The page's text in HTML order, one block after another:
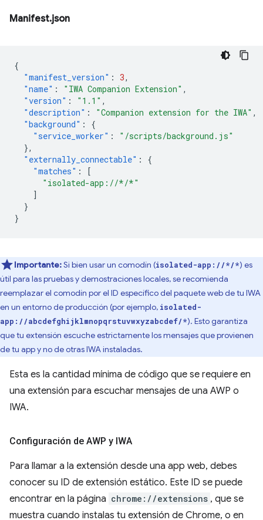
Manifest.json
{
"manifest_version" : 3,
"name" : "IWA Companion Extension" ,
"version" : "1.1" ,
"description" : "Companion extension for the IWA" ,
"background" :
{
"service_worker" :
"/scripts/background.js"
},
"externally_connectable" :
{
"matches" :
[
"isolated-app://*/*"
]
}
}
Importante:Si bien usar un comodín (isolated-app://*/*) es
útil para las pruebas y demostraciones locales, se recomienda
reemplazar el comodín por el ID específico del paquete web de tu IWA
en un entorno de producción (por ejemplo, isolated-
app://abcdefghijklmnopqrstuvwxyzabcdef/*). Esto garantiza
que tu extensión escuche estrictamente los mensajes que provienen
de tu app y no de otras IWA instaladas.
Esta es la cantidad mínima de código que se requiere en
una extensión para escuchar mensajes de una AWP o
IWA.
Configuración de AWP y IWA
Para llamar a la extensión desde una app web, debes
conocer su ID de extensión estático. Este ID se puede
encontrar en la página chrome://extensions , que se
muestra cuando instalas tu extensión de Chrome, o en